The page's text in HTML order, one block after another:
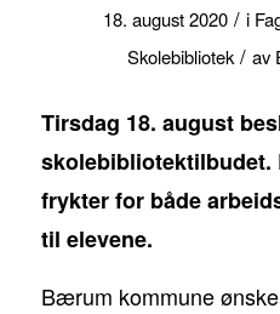
18. august 2020 / i
Skolebibliotek / av
Tirsdag 18. august
frykter for både
til elevene.
Bærum kommune